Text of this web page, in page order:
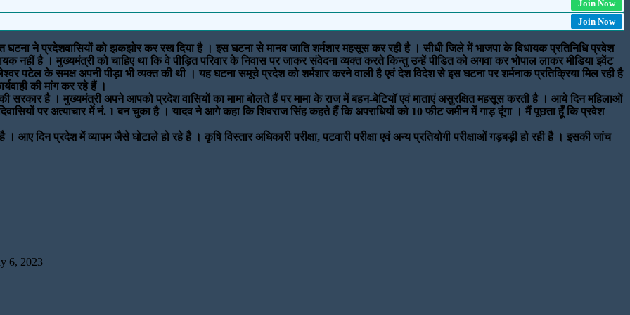
Join Now
Join Now
घटना ने प्रदेशवासियों को झकझोर कर रख दिया है । इस घटना से मानव जाति शर्मशार महसूस कर रही है । सीधी जिले में भाजपा के विधायक प्रतिनिधि प्रवेश
नहीं है । मुख्यमंत्री को चाहिए था कि वे पीड़ित परिवार के निवास पर जाकर संवेदना व्यक्त करते किन्तु उन्हें पीडित को अगवा कर भोपाल लाकर मीडिया इवेंट
पटेल के समक्ष अपनी पीड़ा भी व्यक्त की थी । यह घटना समूचे प्रदेश को शर्मशार करने वाली है एवं देश विदेश से इस घटना पर शर्मनाक प्रतिक्रिया मिल रही है
की मांग कर रहे हैं ।
सरकार है । मुख्यमंत्री अपने आपको प्रदेश वासियों का मामा बोलते हैं पर मामा के राज में बहन-बेटियॉ एवं माताएं असुरक्षित महसूस करती है । आये दिन महिलाओं
पर अत्याचार में नं. 1 बन चुका है । यादव ने आगे कहा कि शिवराज सिंह कहते हैं कि अपराधियों को 10 फीट जमीन में गाड़ दूंगा । मैं पूछता हूँ कि प्रवेश
दिन प्रदेश में व्यापम जैसे घोटाले हो रहे है । कृषि विस्तार अधिकारी परीक्षा, पटवारी परीक्षा एवं अन्य प्रतियोगी परीक्षाओं गड़बड़ी हो रही है । इसकी जांच
6, 2023